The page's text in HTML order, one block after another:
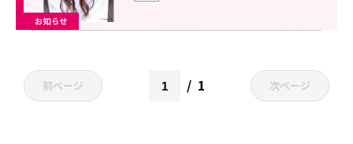
お知らせ
前ページ 1 次ページ